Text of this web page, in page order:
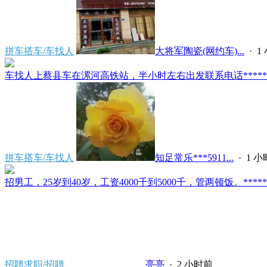
拼车搭车/车找人 大将军陶瓷(网约车)... · 1
车找人上蔡县车在漯河高铁站，半小时左右出发联系电话
拼车搭车/车找人 知足常乐***5911... · 1 小
招男工，25岁到40岁，工资4000千到5000千，管两顿饭。
招聘求职/招聘 亮亮 · 2 小时前